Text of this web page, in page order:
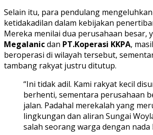
Selain itu, para pendulang
ketidakadilan dalam kebijakan
Mereka menilai dua perusahaan besar,
Megalanicdan PT.Koperasi KKPA,
beroperasi di wilayah tersebut,
tambang rakyat justru ditutup.
“Ini tidak adil. Kami rakyat kecil
berhenti, sementara perusahaan
jalan. Padahal merekalah yang
lingkungan dan aliran Sungai
salah seorang warga dengan nada